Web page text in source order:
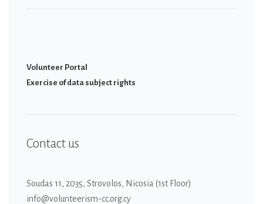
Volunteer Portal
Εxercise of data subject rights
Contact us
Soudas 11, 2035, Strovolos, Nicosia (1st Floor)
info@volunteerism-cc.org.cy